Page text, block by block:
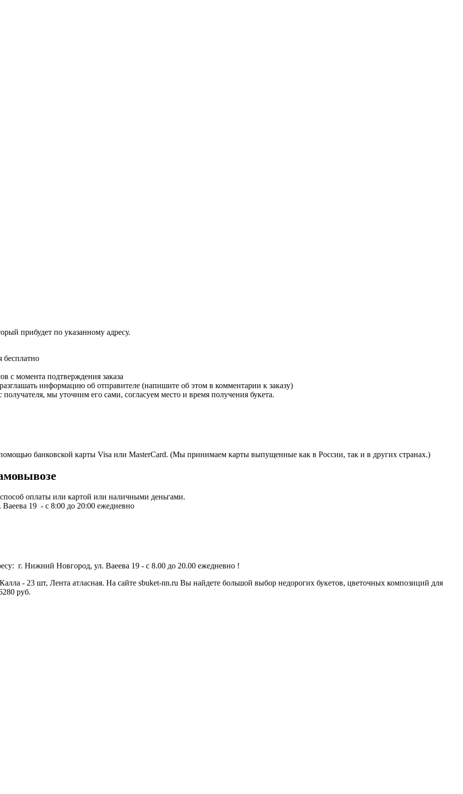
прибудет по указанному адресу.
бесплатно
с момента подтверждения заказа
информацию об отправителе (напишите об этом в комментарии к заказу)
мы уточним его сами, согласуем место и время получения букета.
банковской карты Visa или MasterCard. (Мы принимаем карты выпущенные как в России, так и в других странах.)
оплаты или картой или наличными деньгами.
19 - с 8:00 до 20:00 ежедневно
г. Нижний Новгород, ул. Ваеева 19 - с 8.00 до 20.00 ежедневно !
- 23 шт, Лента атласная. На сайте sbuket-nn.ru Вы найдете большой выбор недорогих букетов, цветочных композиций для
руб.